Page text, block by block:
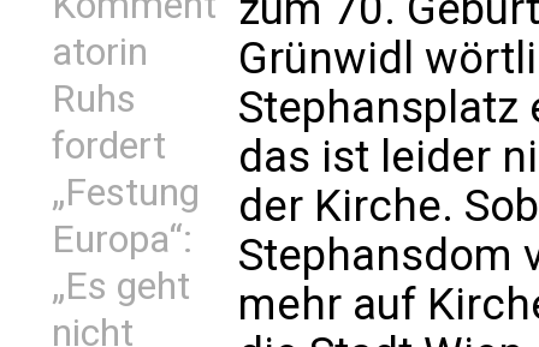
atorin
Ruhs
fordert
„Festung
Europa“:
„Es geht
nicht
Grünwidl
Stephansplatz
das ist leider
der Kirche.
Stephansdom
mehr auf